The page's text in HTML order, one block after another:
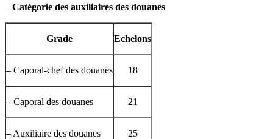
– Catégorie des auxiliaires des douanes
Grade Echelons
– Caporal-chef des douanes 18
– Caporal des douanes 21
– Auxiliaire des douanes 25